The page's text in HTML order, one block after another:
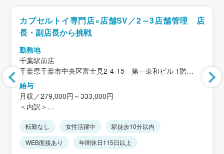
カプセルトイ専門店×店舗SV／2～3店舗管理 店
長・副店長から挑戦
勤務地
千葉駅前店
千葉県千葉市中央区富士見2-4-15 第一東和ビル 1階
＜アクセス＞「千葉駅」徒歩4分
千葉県内・千葉県近隣2～3店舗を担当してください。
※転勤の有無は選択することができます。
※就業途中で、転勤有無を切り替えることも可能です。
※仕事に慣れてくればリモート勤務（週2日程度）も可能で
す。
給与
月収／279,000円～333,000円
＜内訳＞
居住地手当／20,000円/月
SV手当／5,000円/月
店舗リーダー手当 10,000/月 ※当社規定に則る
転勤なし 女性活躍中
駅徒歩10分以内
WEB面接あり
年間休日115日以上